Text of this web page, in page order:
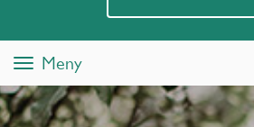
Toggle
navigation
Meny